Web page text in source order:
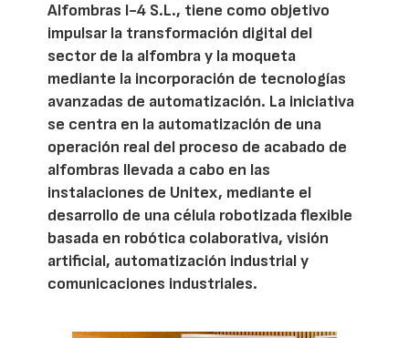
Alfombras I-4 S.L., tiene como objetivo
impulsar la transformación digital del
sector de la alfombra y la moqueta
mediante la incorporación de tecnologías
avanzadas de automatización. La iniciativa
se centra en la automatización de una
operación real del proceso de acabado de
alfombras llevada a cabo en las
instalaciones de Unitex, mediante el
desarrollo de una célula robotizada flexible
basada en robótica colaborativa, visión
artificial, automatización industrial y
comunicaciones industriales.